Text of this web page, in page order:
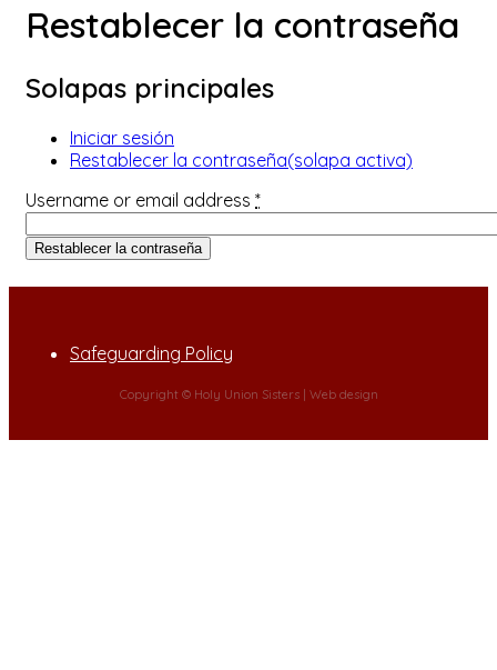
Restablecer la contraseña
Solapas principales
Iniciar sesión
Restablecer la contraseña(solapa activa)
Username or email address *
Safeguarding Policy
Copyright © Holy Union Sisters | Web design